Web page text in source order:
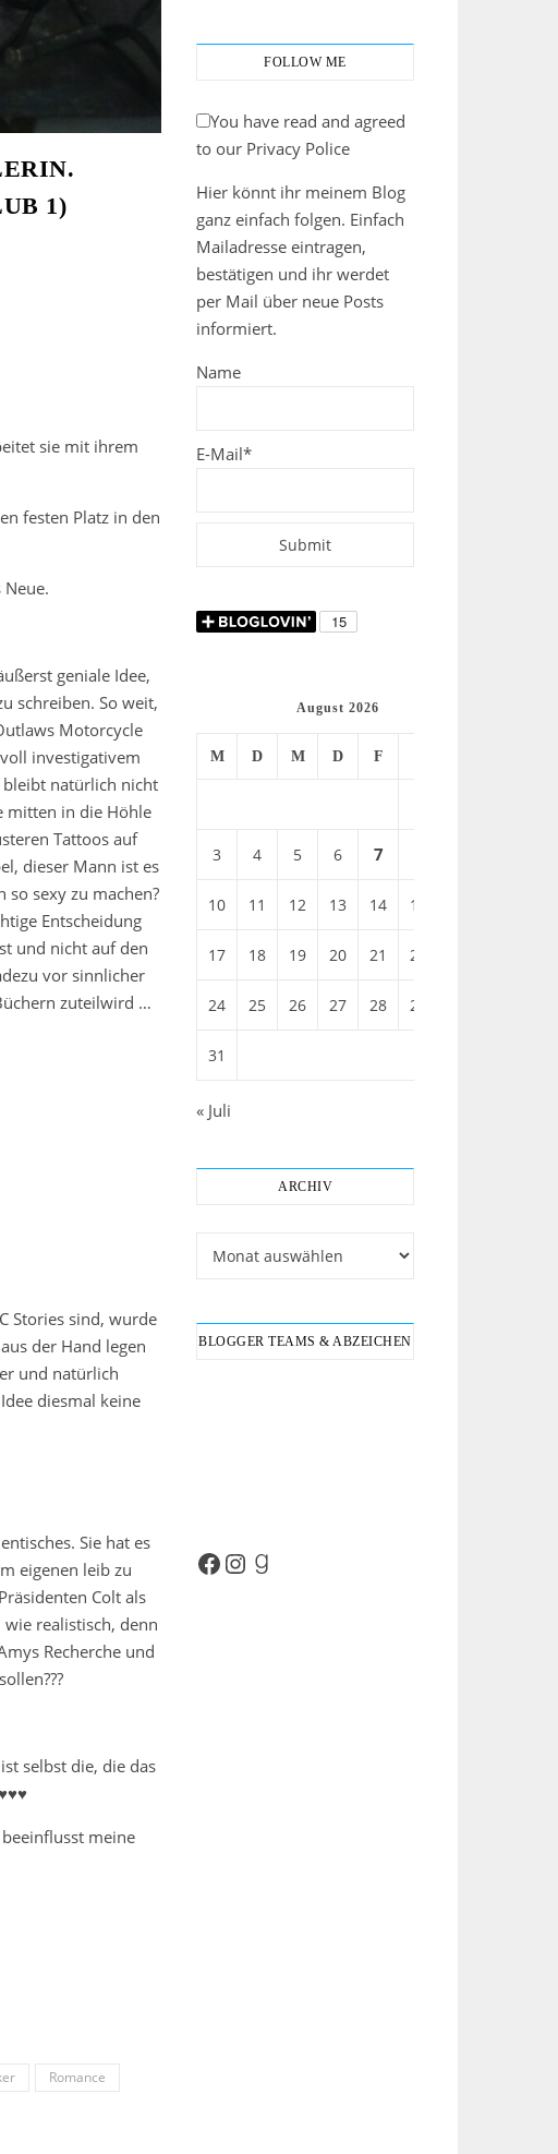
1)
sie mit ihrem
festen Platz in den
geniale Idee,
schreiben. So weit,
Motorcycle
investigativem
bleibt natürlich nicht
mitten in die Höhle
Tattoos auf
dieser Mann ist es
sexy zu machen?
Entscheidung
und nicht auf den
vor sinnlicher
zuteilwird …
Stories sind, wurde
der Hand legen
und natürlich
diesmal keine
Sie hat es
eigenen leib zu
Colt als
realistisch, denn
Recherche und
selbst die, die das
meine
Romance
FOLLOW ME
You have read and agreed
to our Privacy Police
Hier könnt ihr meinem Blog
ganz einfach folgen. Einfach
Mailadresse eintragen,
bestätigen und ihr werdet
per Mail über neue Posts
informiert.
Name
E-Mail*
August 2026
M D M D F
3 4 5 6 7
10 11 12 13 14 15
17 18 19 20 21 22
24 25 26 27 28 29
31
« Juli
ARCHIV
BLOGGER TEAMS & ABZEICHEN
Facebook
Instagram
Goodreads